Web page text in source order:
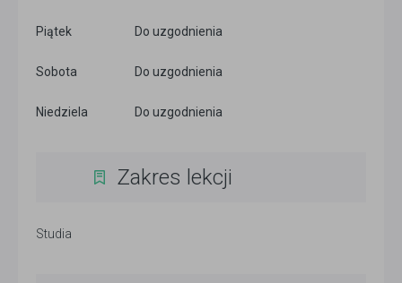
Piątek Do uzgodnienia
Sobota Do uzgodnienia
Niedziela Do uzgodnienia
Zakres lekcji
Studia